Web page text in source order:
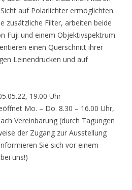
auf Polarlichter ermöglichten.
zusätzliche Filter, arbeiten beide
Fuji und einem Objektivspektrum
einen Querschnitt ihrer
Leinendrucken und auf
19.00 Uhr
Mo. – Do. 8.30 – 16.00 Uhr,
Vereinbarung (durch Tagungen
der Zugang zur Ausstellung
Sie sich vor einem
uns!)